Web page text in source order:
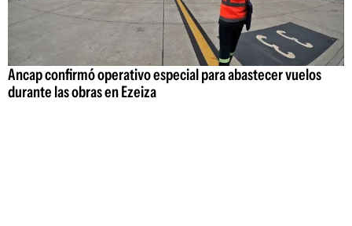
Ancap confirmó operativo especial para abastecer vuelos
durante las obras en Ezeiza